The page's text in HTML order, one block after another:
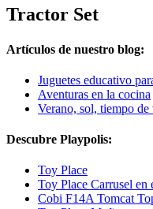
Tractor Set
Artículos de nuestro blog:
Juguetes educativo
Aventuras en la cocina
Verano, sol, tiempo de
Descubre Playpolis:
Toy Place
Toy Place Carrusel en
Cobi F14A Tomcat